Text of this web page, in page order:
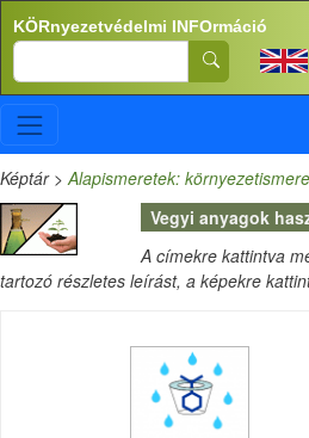
Ugrás a tartalomra
KÖRnyezetvédelmi INFOrmáció
Search
Képtár>Alapismeretek:
Vegyi anyagok
A címekre kattintva
tartozó részletes leírást, a képekre